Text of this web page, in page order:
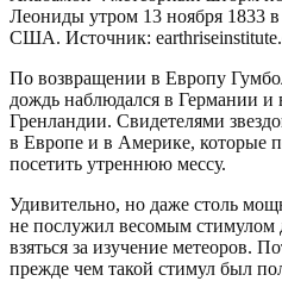
Леониды утром 13 ноября 1833 в
США. Источник:
По возвращении в Европу
дождь наблюдался в Германии
Гренландии. Свидетелями
в Европе и в Америке, которые
посетить утреннюю мессу.
Удивительно, но даже столь
не послужил весомым стимулом
взяться за изучение метеоров.
прежде чем такой стимул был